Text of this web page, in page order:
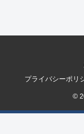
プライバシーポリ
©